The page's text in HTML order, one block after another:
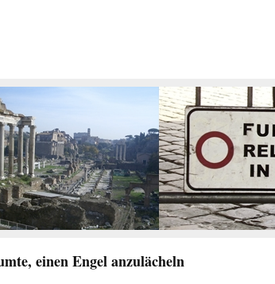
einen Engel anzulächeln